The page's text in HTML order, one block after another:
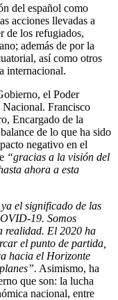
del español como
acciones llevadas a
de los refugiados,
además de por la
así como otros
internacional.
el Poder
Francisco
Encargado de la
de lo que ha sido
negativo en el
“gracias a la visión del
ahora a esta
el significado de las
19. Somos
realidad. El 2020 ha
el punto de partida,
hacia el Horizonte
Asimismo, ha
que son: la lucha
nacional, entre